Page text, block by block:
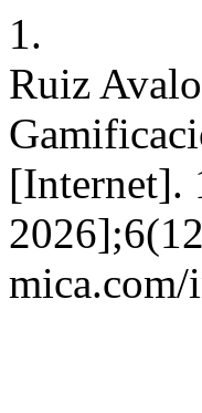
1.
Ruiz
[Internet].